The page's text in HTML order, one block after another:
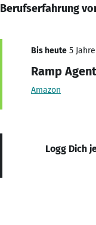
Berufserfahrung
Bis heute 5
Ramp Agent
Amazon
Logg Dich